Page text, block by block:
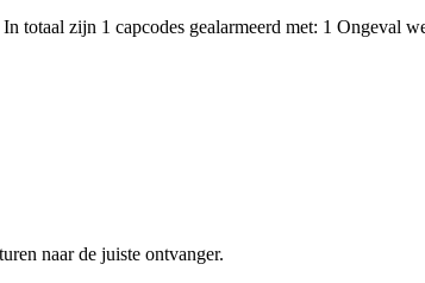
totaal zijn 1 capcodes gealarmeerd met: 1 Ongeval
naar de juiste ontvanger.